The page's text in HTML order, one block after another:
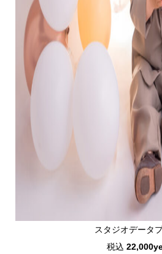
スタジオデータ
税込